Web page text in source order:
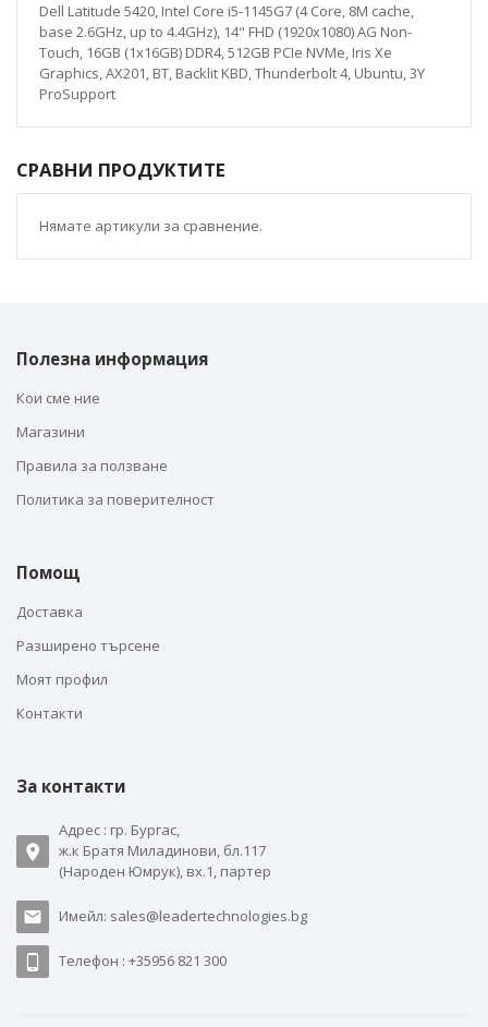
Dell Latitude 5420, Intel Core i5-1145G7 (4 Core, 8M cache,
base 2.6GHz, up to 4.4GHz), 14" FHD (1920x1080) AG Non-
Touch, 16GB (1x16GB) DDR4, 512GB PCIe NVMe, Iris Xe
Graphics, AX201, BT, Backlit KBD, Thunderbolt 4, Ubuntu, 3Y
ProSupport
СРАВНИ ПРОДУКТИТЕ
Нямате артикули за сравнение.
Полезна информация
Кои сме ние
Магазини
Правила за ползване
Политика за поверителност
Помощ
Доставка
Разширено търсене
Моят профил
Контакти
За контакти
Адрес : гр. Бургас,
ж.к Братя Миладинови, бл.117
(Народен Юмрук), вх.1, партер
Имейл: sales@leadertechnologies.bg
Телефон : +35956 821 300